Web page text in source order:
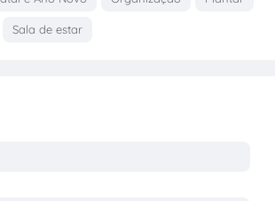
Sala de estar